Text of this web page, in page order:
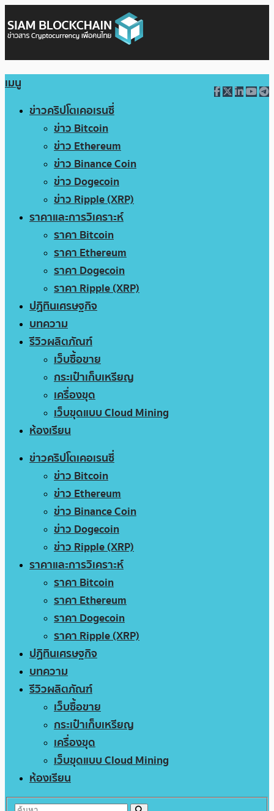
เมนู
ข่าวคริปโตเคอเรนซี่
ข่าว Bitcoin
ข่าว Ethereum
ข่าว Binance Coin
ข่าว Dogecoin
ข่าว Ripple (XRP)
ราคาและการวิเคราะห์
ราคา Bitcoin
ราคา Ethereum
ราคา Dogecoin
ราคา Ripple (XRP)
ปฏิทินเศรษฐกิจ
บทความ
รีวิวผลิตภัณฑ์
เว็บซื้อขาย
กระเป๋าเก็บเหรียญ
เครื่องขุด
เว็บขุดแบบ Cloud Mining
ห้องเรียน
ข่าวคริปโตเคอเรนซี่
ข่าว Bitcoin
ข่าว Ethereum
ข่าว Binance Coin
ข่าว Dogecoin
ข่าว Ripple (XRP)
ราคาและการวิเคราะห์
ราคา Bitcoin
ราคา Ethereum
ราคา Dogecoin
ราคา Ripple (XRP)
ปฏิทินเศรษฐกิจ
บทความ
รีวิวผลิตภัณฑ์
เว็บซื้อขาย
กระเป๋าเก็บเหรียญ
เครื่องขุด
เว็บขุดแบบ Cloud Mining
ห้องเรียน